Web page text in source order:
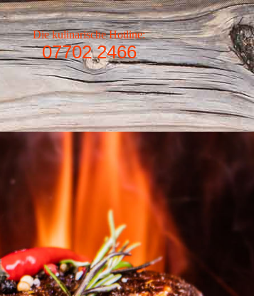
Die kulinarische Hotline:
07702 2466